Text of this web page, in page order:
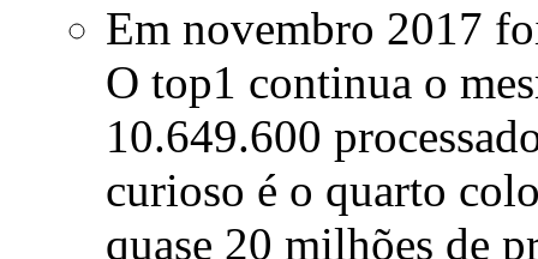
Em novembro 2017
O top1 continua o
10.649.600
curioso é o quarto
quase 20 milhões de